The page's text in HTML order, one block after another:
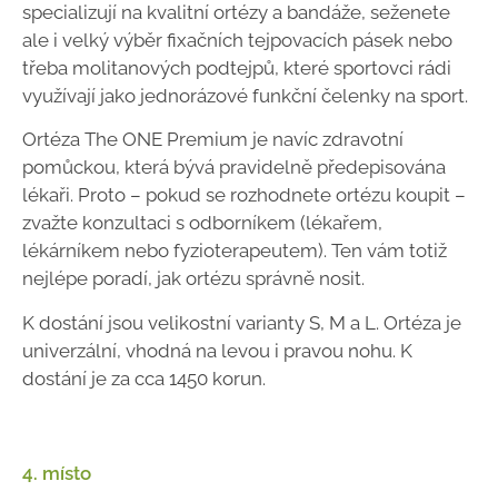
specializují na kvalitní ortézy a bandáže, seženete
ale i velký výběr fixačních tejpovacích pásek nebo
třeba molitanových podtejpů, které sportovci rádi
využívají jako jednorázové funkční čelenky na sport.
Ortéza The ONE Premium je navíc zdravotní
pomůckou, která bývá pravidelně předepisována
lékaři. Proto – pokud se rozhodnete ortézu koupit –
zvažte konzultaci s odborníkem (lékařem,
lékárníkem nebo fyzioterapeutem). Ten vám totiž
nejlépe poradí, jak ortézu správně nosit.
K dostání jsou velikostní varianty S, M a L. Ortéza je
univerzální, vhodná na levou i pravou nohu. K
dostání je za cca 1450 korun.
4. místo